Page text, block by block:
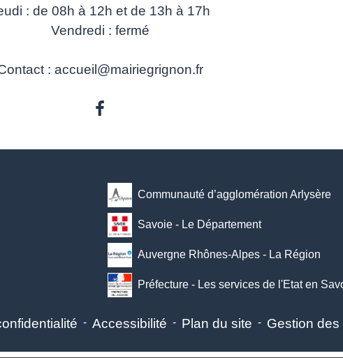
Vendredi : fermé
Partenaires